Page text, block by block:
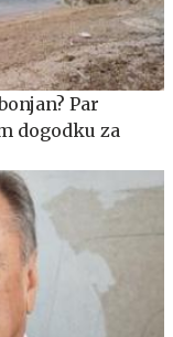
Par
dogodku za